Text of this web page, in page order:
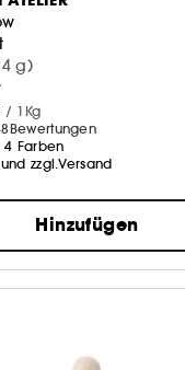
g)
/ 1Kg
Bewertungen
4 Farben
zzgl.Versand
Hinzufügen